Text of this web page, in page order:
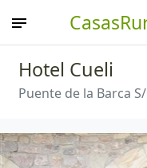
Hotel Cueli
Puente de la Barca